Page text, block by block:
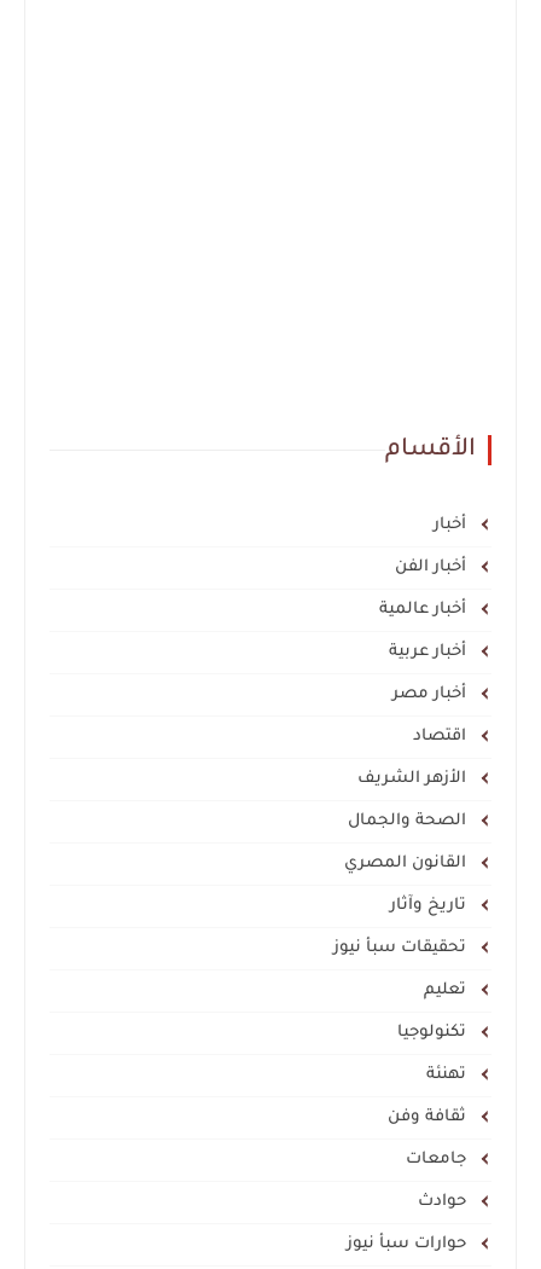
الأقسام
أخبار
أخبار الفن
أخبار عالمية
أخبار عربية
أخبار مصر
اقتصاد
الأزهر الشريف
الصحة والجمال
القانون المصري
تاريخ وآثار
تحقيقات سبأ نيوز
تعليم
تكنولوجيا
تهنئة
ثقافة وفن
جامعات
حوادث
حوارات سبأ نيوز